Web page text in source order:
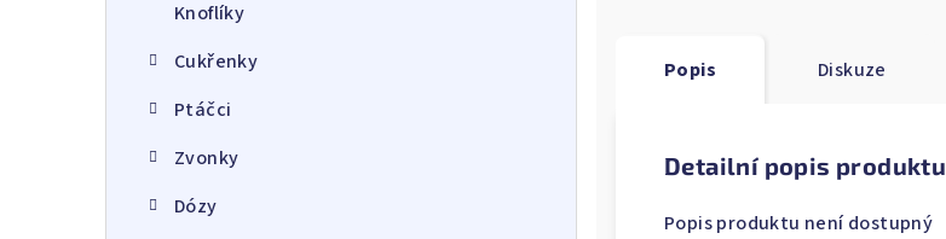
Knoflíky
Cukřenky
Ptáčci
Zvonky
Dózy
Popis Diskuze
Detailní popis produktu
Popis produktu není dostupný